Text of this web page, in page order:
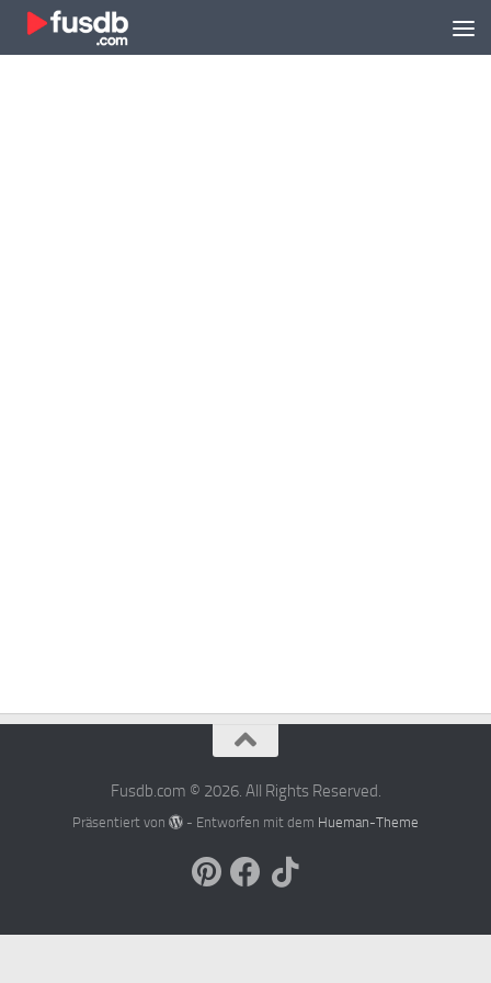
Zum Inhalt springen
Fusdb.com © 2026. All Rights Reserved.
Präsentiert von - Entworfen mit dem Hueman-Theme